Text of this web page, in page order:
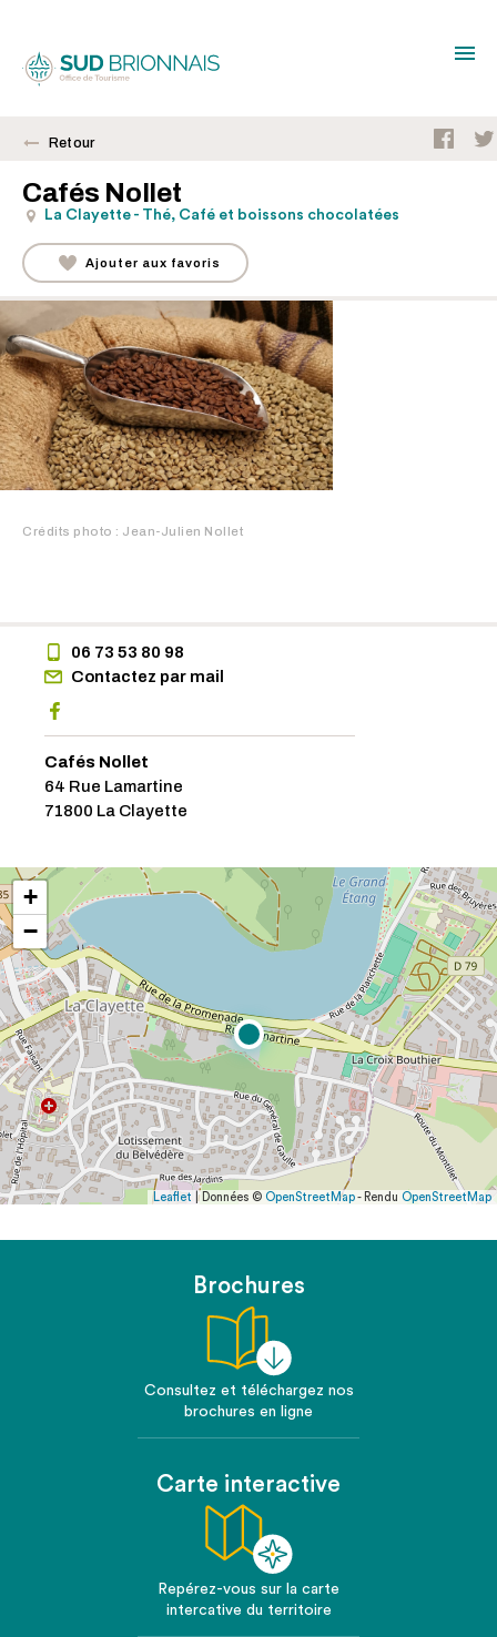
Retour
Cafés Nollet
La Clayette - Thé, Café et boissons chocolatées
Ajouter aux favoris
Crédits photo : Jean-Julien Nollet
06 73 53 80 98
Contactez par mail
Cafés Nollet
64 Rue Lamartine
71800 La Clayette
+
−
Leaflet | Données © OpenStreetMap- Rendu OpenStreetMap
Brochures
Consultez et téléchargez nos
brochures en ligne
Carte interactive
Repérez-vous sur la carte
intercative du territoire